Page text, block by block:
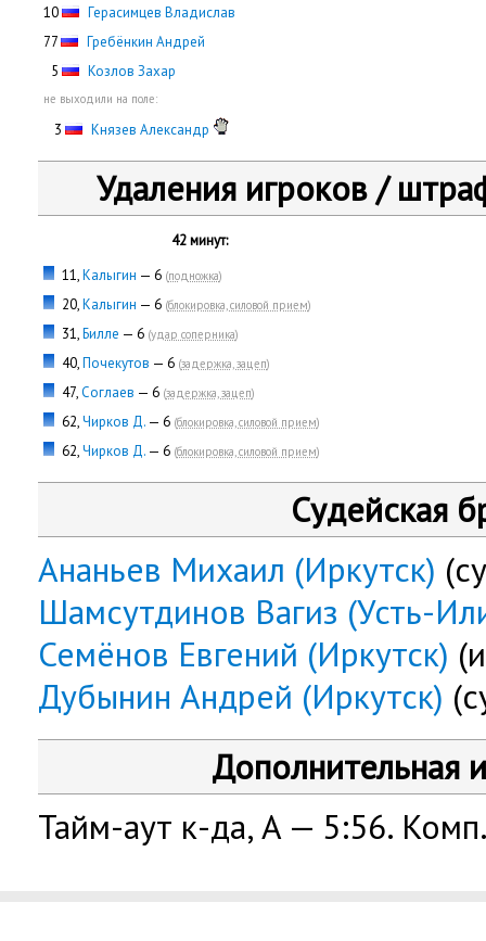
10
Герасимцев Владислав
77
Гребёнкин Андрей
5 Козлов Захар
не выходили на поле:
3 Князев Александр
Удаления игроков /
42 минут:
11,Калыгин — 6 (подножка)
20,Калыгин — 6 (блокировка, силовой прием)
31,Билле — 6 (удар соперника)
40,Почекутов — 6 (задержка, зацеп)
47,Соглаев — 6 (задержка, зацеп)
62,Чирков Д. — 6 (блокировка, силовой прием)
62,Чирков Д. — 6 (блокировка, силовой прием)
Судейская
Ананьев Михаил (Иркутск)
Шамсутдинов Вагиз (Усть-
Семёнов Евгений (Иркутск)
Дубынин Андрей (Иркутск)
Дополнительная
Тайм-аут к-да, А — 5:56.